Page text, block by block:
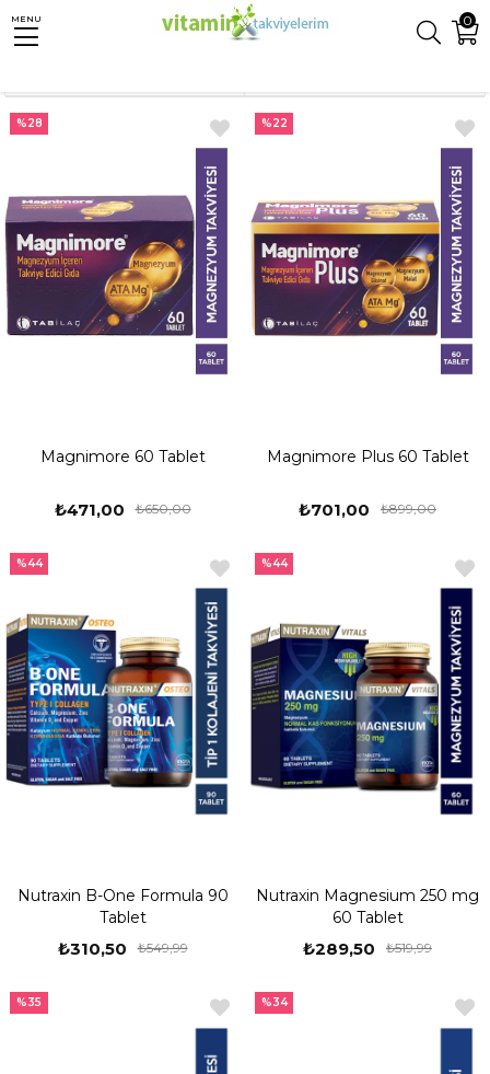
0
MENU
Anasayfa
Magnimore 60 Tablet
₺471,00 ₺650,00
%28
Magnimore Plus 60 Tablet
₺701,00 ₺899,00
%22
Nutraxin B-One Formula 90
Tablet
₺310,50 ₺549,99
%44
Nutraxin Magnesium 250 mg
60 Tablet
₺289,50 ₺519,99
%44
%35 %34